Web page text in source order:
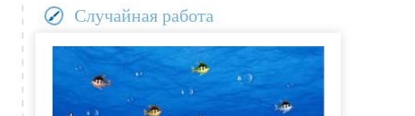
Случайная работа